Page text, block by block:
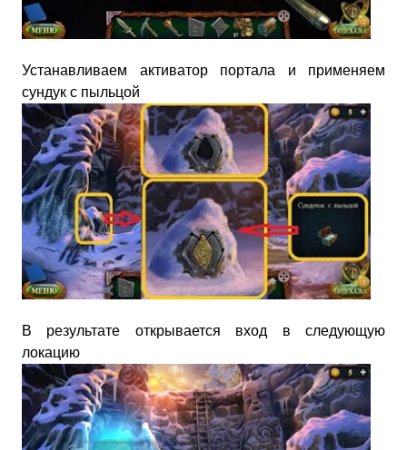
Устанавливаем активатор портала и применяем
сундук с пыльцой
В результате открывается вход в следующую
локацию